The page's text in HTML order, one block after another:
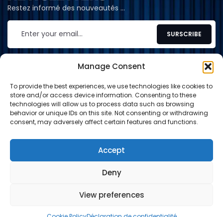
Manage Consent
To provide the best experiences, we use technologies like cookies to
store and/or access device information. Consenting to these
technologies will allow us to process data such as browsing
behavior or unique IDs on this site. Not consenting or withdrawing
consent, may adversely affect certain features and functions.
Accept
Deny
View preferences
Restez informé des nouveautés …
CONTACT
contact@shop-tcg.fr
INFORMATION
© 2024-2026 Shop TCG. Tous droits réservés.